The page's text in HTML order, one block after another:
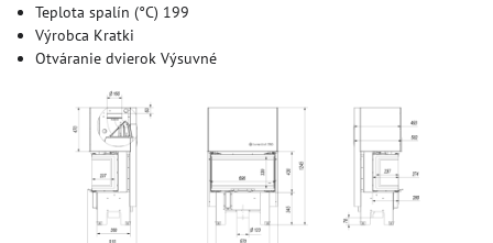
Teplota spalín (°C) 199
Výrobca Kratki
Otváranie dvierok Výsuvné